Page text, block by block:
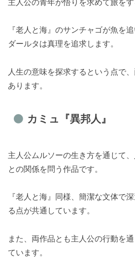
『老人と海』のサンチャゴが魚を
ダールタは真理を追求します。
人生の意味を探求するという点で
あります。
カミュ『異邦人』
主人公ムルソーの生き方を通じて
との関係を問う作品です。
『老人と海』同様、簡潔な文体で
る点が共通しています。
また、両作品とも主人公の行動を
ています。